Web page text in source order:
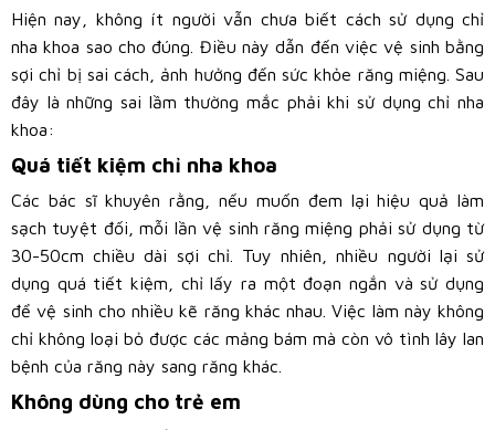
Hiện nay, không ít người vẫn chưa biết cách sử dụng chỉ
nha khoa sao cho đúng. Điều này dẫn đến việc vệ sinh bằng
sợi chỉ bị sai cách, ảnh hưởng đến sức khỏe răng miệng. Sau
đây là những sai lầm thường mắc phải khi sử dụng chỉ nha
khoa:
Quá tiết kiệm chỉ nha khoa
Các bác sĩ khuyên rằng, nếu muốn đem lại hiệu quả làm
sạch tuyệt đối, mỗi lần vệ sinh răng miệng phải sử dụng từ
30-50cm chiều dài sợi chỉ. Tuy nhiên, nhiều người lại sử
dụng quá tiết kiệm, chỉ lấy ra một đoạn ngắn và sử dụng
để vệ sinh cho nhiều kẽ răng khác nhau. Việc làm này không
chỉ không loại bỏ được các mảng bám mà còn vô tình lây lan
bệnh của răng này sang răng khác.
Không dùng cho trẻ em